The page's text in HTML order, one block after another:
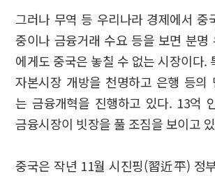
그러나 무역 등 우리나라 경제에서 중
중이나 금융거래 수요 등을 보면 분명
에게도 중국은 놓칠 수 없는 시장이다.
자본시장 개방을 천명하고 은행 등의
는 금융개혁을 진행하고 있다. 13억
금융시장이 빗장을 풀 조짐을 보이고
중국은 작년 11월 시진핑(習近平) 정